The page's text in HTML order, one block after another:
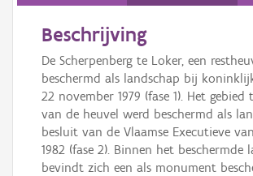
Beschrijving
De Scherpenberg te Loker, een
beschermd als landschap bij
22 november 1979 (fase 1). Het gebied
van de heuvel werd beschermd als
besluit van de Vlaamse Executieve
1982 (fase 2). Binnen het beschermde
bevindt zich een als monument